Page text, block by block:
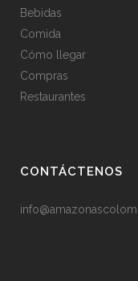
Bebidas
Comida
Cómo llegar
Compras
Restaurantes
CONTÁCTENOS